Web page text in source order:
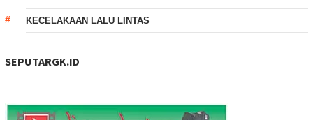
KECELAKAAN LALU LINTAS
SEPUTARGK.ID